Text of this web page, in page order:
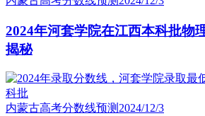
2024年河套学院在江西本科批物
揭秘
内蒙古高考分数线预测 2024/12/3